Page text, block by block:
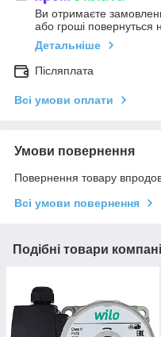
Ви отримаєте
або гроші повернуться
Детальніше
Післяплата
Всі умови оплати
Умови повернення
Повернення товару
Всі умови повернення
Подібні товари